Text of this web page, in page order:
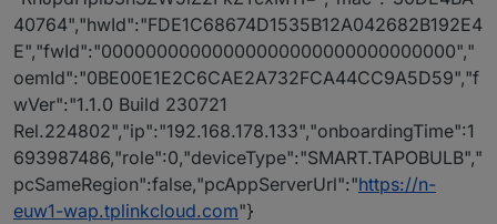
40764","hwId":"FDE1C68674D1535B12A042682B192E4
E","fwId":"00000000000000000000000000000000","
oemId":"0BE00E1E2C6CAE2A732FCA44CC9A5D59","f
wVer":"1.1.0 Build 230721
Rel.224802","ip":"192.168.178.133","onboardingTime":1
693987486,"role":0,"deviceType":"SMART.TAPOBULB","
pcSameRegion":false,"pcAppServerUrl":"https://n-
euw1-wap.tplinkcloud.com"}